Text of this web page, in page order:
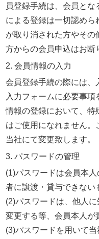
員登録手続は、会員と
による登録は一切認めら
が取り消された方やその
方からの会員申込はお断
2. 会員情報の入力
会員登録手続の際には、
入力フォームに必要事
情報の登録において、特
はご使用になれません。
当社にて変更致します。
3. パスワードの管理
(1)パスワードは会員本
者に譲渡・貸与できない
(2)パスワードは、他人
変更する等、会員本人が
(3)パスワードを用いて